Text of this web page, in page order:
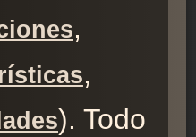
,
,
). Todo